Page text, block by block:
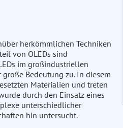
herkömmlichen Techniken
von OLEDs sind
im großindustriellen
Bedeutung zu. In diesem
Materialien und treten
durch den Einsatz eines
unterschiedlicher
hin untersucht.